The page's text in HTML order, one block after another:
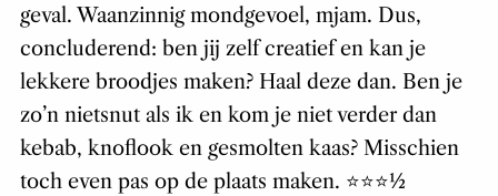
geval. Waanzinnig mondgevoel, mjam. Dus,
concluderend: ben jij zelf creatief en kan je
lekkere broodjes maken? Haal deze dan. Ben je
zo’n nietsnut als ik en kom je niet verder dan
kebab, knoflook en gesmolten kaas? Misschien
toch even pas op de plaats maken. ⭐⭐⭐½